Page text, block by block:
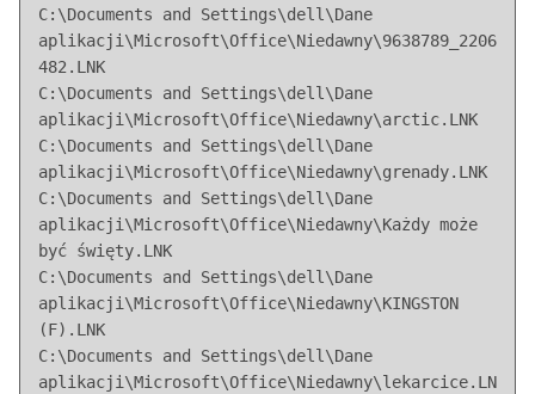
C:\Documents and Settings\dell\Dane
aplikacji\Microsoft\Office\Niedawny\9638789_2206
482.LNK
C:\Documents and Settings\dell\Dane
aplikacji\Microsoft\Office\Niedawny\arctic.LNK
C:\Documents and Settings\dell\Dane
aplikacji\Microsoft\Office\Niedawny\grenady.LNK
C:\Documents and Settings\dell\Dane
aplikacji\Microsoft\Office\Niedawny\Każdy może
być święty.LNK
C:\Documents and Settings\dell\Dane
aplikacji\Microsoft\Office\Niedawny\KINGSTON
(F).LNK
C:\Documents and Settings\dell\Dane
aplikacji\Microsoft\Office\Niedawny\lekarcice.LN